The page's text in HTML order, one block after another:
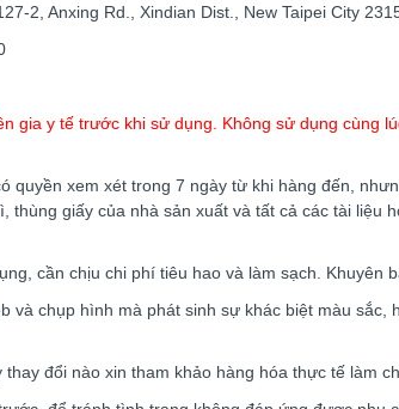
2, Anxing Rd., Xindian Dist., New Taipei City
y tế trước khi sử dụng. Không sử dụng cùng
xem xét trong 7 ngày từ khi hàng đến,
giấy của nhà sản xuất và tất cả các tài liệu
cần chịu chi phí tiêu hao và làm sạch. Khuyên
chụp hình mà phát sinh sự khác biệt màu sắc,
đổi nào xin tham khảo hàng hóa thực tế làm